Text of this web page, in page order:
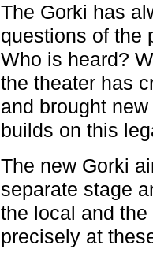
The Gorki has
questions of the
Who is heard?
the theater has
and brought
builds on this
The new Gorki
separate stage
the local and
precisely at